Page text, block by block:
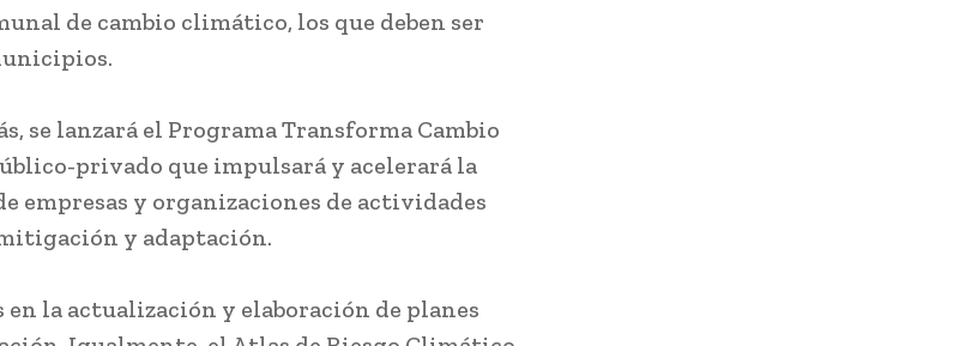
de cambio climático, los que deben ser
se lanzará el Programa Transforma Cambio
privado que impulsará y acelerará la
empresas y organizaciones de actividades
y adaptación.
en la actualización y elaboración de planes